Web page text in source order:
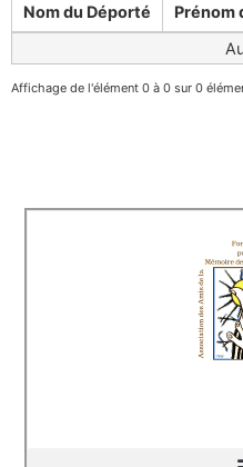
Nom du Déporté Prénom
Affichage de l'élément 0 à 0 sur 0